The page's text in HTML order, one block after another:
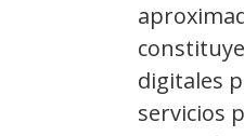
digitales
servicios